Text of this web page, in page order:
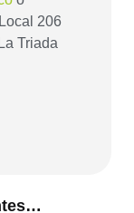
206
Triada